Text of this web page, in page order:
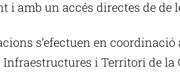
i amb un accés directes de de
s’efectuen en
i Territori de la